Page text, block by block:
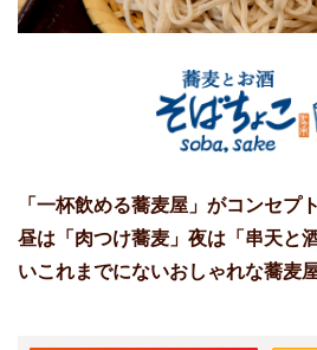
「一杯飲める蕎麦屋」がコンセプ
昼は「肉つけ蕎麦」夜は「串天と
いこれまでにないおしゃれな蕎麦屋